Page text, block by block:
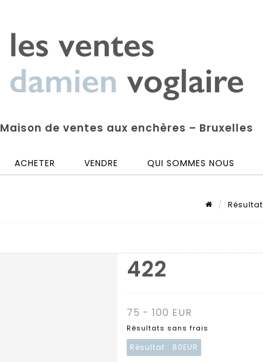
Maison de ventes aux enchères – Bruxelles
ACHETER VENDRE QUI SOMMES NOUS
Résultat
422
75 - 100 EUR
Résultats sans frais
Résultat : 80EUR